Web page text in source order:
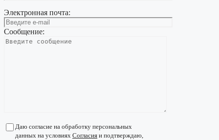
Электронная почта:
Сообщение:
Даю согласие на обработку персональных
данных на условиях Согласия и подтверждаю,